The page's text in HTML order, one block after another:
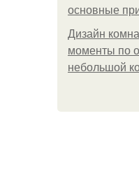
основные
Дизайн
моменты по
небольшой